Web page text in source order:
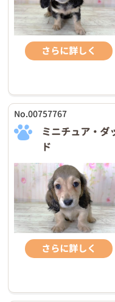
さらに詳しく
No.00757767
ミニチュア・ダ
ド
さらに詳しく